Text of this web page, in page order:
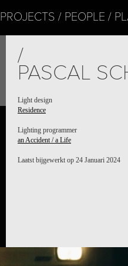
PROJECTS PEOPLE
/
PASCAL
Light design
Residence
Lighting programmer
an Accident / a Life
Laatst bijgewerkt op 24 Januari 2024